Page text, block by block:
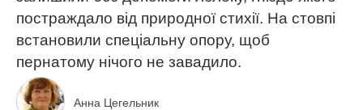
постраждало від природної стихії. На стовпі
встановили спеціальну опору, щоб
пернатому нічого не завадило.
Анна Цегельник